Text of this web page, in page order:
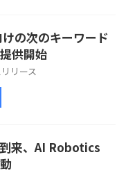
の次のキーワード
供開始
リース
来、AI Robotics